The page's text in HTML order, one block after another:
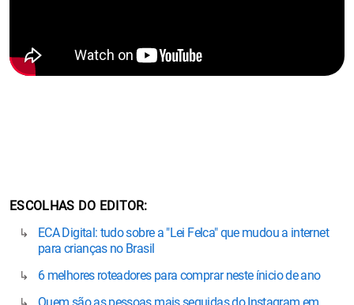
ESCOLHAS DO EDITOR
ECA Digital: tudo sobre a "Lei Felca" que mudou a internet
para crianças no Brasil
6 melhores roteadores para comprar neste ínicio de ano